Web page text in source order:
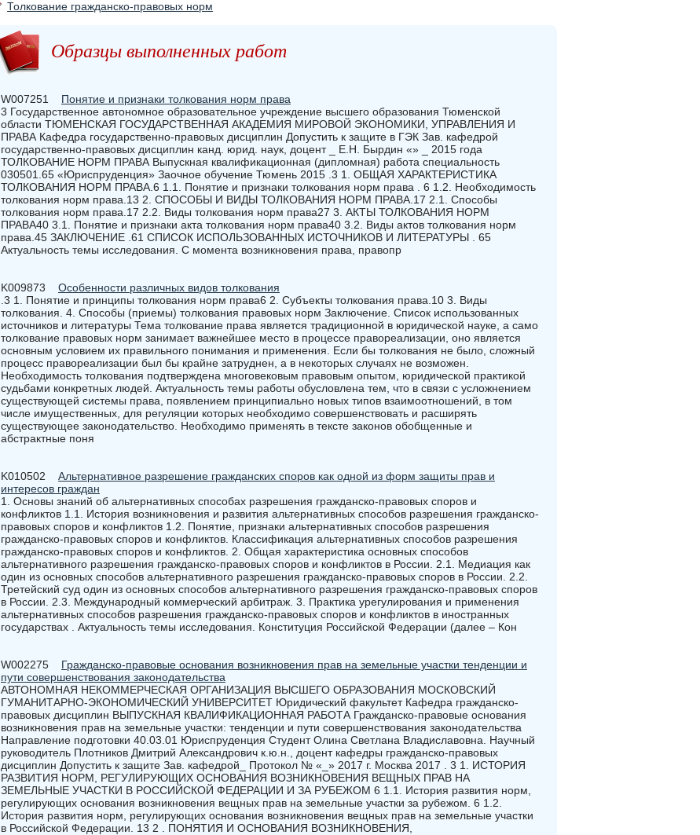
Толкование гражданско-правовых норм
Образцы выполненных работ
W007251 Понятие и признаки толкования норм права
3 Государственное автономное образовательное учреждение высшего образования Тюменской
области ТЮМЕНСКАЯ ГОСУДАРСТВЕННАЯ АКАДЕМИЯ МИРОВОЙ ЭКОНОМИКИ, УПРАВЛЕНИЯ И
ПРАВА Кафедра государственно-правовых дисциплин Допустить к защите в ГЭК Зав. кафедрой
государственно-правовых дисциплин канд. юрид. наук, доцент _ Е.Н. Бырдин «» _ 2015 года
ТОЛКОВАНИЕ НОРМ ПРАВА Выпускная квалификационная (дипломная) работа специальность
030501.65 «Юриспруденция» Заочное обучение Тюмень 2015 .3 1. ОБЩАЯ ХАРАКТЕРИСТИКА
ТОЛКОВАНИЯ НОРМ ПРАВА.6 1.1. Понятие и признаки толкования норм права . 6 1.2. Необходимость
толкования норм права.13 2. СПОСОБЫ И ВИДЫ ТОЛКОВАНИЯ НОРМ ПРАВА.17 2.1. Способы
толкования норм права.17 2.2. Виды толкования норм права27 3. АКТЫ ТОЛКОВАНИЯ НОРМ
ПРАВА40 3.1. Понятие и признаки акта толкования норм права40 3.2. Виды актов толкования норм
права.45 ЗАКЛЮЧЕНИЕ .61 СПИСОК ИСПОЛЬЗОВАННЫХ ИСТОЧНИКОВ И ЛИТЕРАТУРЫ . 65
Актуальность темы исследования. С момента возникновения права, правопр
K009873 Особенности различных видов толкования
.3 1. Понятие и принципы толкования норм права6 2. Субъекты толкования права.10 3. Виды
толкования. 4. Способы (приемы) толкования правовых норм Заключение. Список использованных
источников и литературы Тема толкование права является традиционной в юридической науке, а само
толкование правовых норм занимает важнейшее место в процессе правореализации, оно является
основным условием их правильного понимания и применения. Если бы толкования не было, сложный
процесс правореализации был бы крайне затруднен, а в некоторых случаях не возможен.
Необходимость толкования подтверждена многовековым правовым опытом, юридической практикой
судьбами конкретных людей. Актуальность темы работы обусловлена тем, что в связи с усложнением
существующей системы права, появлением принципиально новых типов взаимоотношений, в том
числе имущественных, для регуляции которых необходимо совершенствовать и расширять
существующее законодательство. Необходимо применять в тексте законов обобщенные и
абстрактные поня
K010502 Альтернативное разрешение гражданских споров как одной из форм защиты прав и
интересов граждан
1. Основы знаний об альтернативных способах разрешения гражданско-правовых споров и
конфликтов 1.1. История возникновения и развития альтернативных способов разрешения гражданско-
правовых споров и конфликтов 1.2. Понятие, признаки альтернативных способов разрешения
гражданско-правовых споров и конфликтов. Классификация альтернативных способов разрешения
гражданско-правовых споров и конфликтов. 2. Общая характеристика основных способов
альтернативного разрешения гражданско-правовых споров и конфликтов в России. 2.1. Медиация как
один из основных способов альтернативного разрешения гражданско-правовых споров в России. 2.2.
Третейский суд один из основных способов альтернативного разрешения гражданско-правовых споров
в России. 2.3. Международный коммерческий арбитраж. 3. Практика урегулирования и применения
альтернативных способов разрешения гражданско-правовых споров и конфликтов в иностранных
государствах . Актуальность темы исследования. Конституция Российской Федерации (далее – Кон
W002275 Гражданско-правовые основания возникновения прав на земельные участки тенденции и
пути совершенствования законодательства
АВТОНОМНАЯ НЕКОММЕРЧЕСКАЯ ОРГАНИЗАЦИЯ ВЫСШЕГО ОБРАЗОВАНИЯ МОСКОВСКИЙ
ГУМАНИТАРНО-ЭКОНОМИЧЕСКИЙ УНИВЕРСИТЕТ Юридический факультет Кафедра гражданско-
правовых дисциплин ВЫПУСКНАЯ КВАЛИФИКАЦИОННАЯ РАБОТА Гражданско-правовые основания
возникновения прав на земельные участки: тенденции и пути совершенствования законодательства
Направление подготовки 40.03.01 Юриспруденция Студент Олина Светлана Владиславовна. Научный
руководитель Плотников Дмитрий Александрович к.ю.н., доцент кафедры гражданско-правовых
дисциплин Допустить к защите Зав. кафедрой_ Протокол № «_» 2017 г. Москва 2017 . 3 1. ИСТОРИЯ
РАЗВИТИЯ НОРМ, РЕГУЛИРУЮЩИХ ОСНОВАНИЯ ВОЗНИКНОВЕНИЯ ВЕЩНЫХ ПРАВ НА
ЗЕМЕЛЬНЫЕ УЧАСТКИ В РОССИЙСКОЙ ФЕДЕРАЦИИ И ЗА РУБЕЖОМ 6 1.1. История развития норм,
регулирующих основания возникновения вещных прав на земельные участки за рубежом. 6 1.2.
История развития норм, регулирующих основания возникновения вещных прав на земельные участки
в Российской Федерации. 13 2 . ПОНЯТИЯ И ОСНОВАНИЯ ВОЗНИКНОВЕНИЯ,